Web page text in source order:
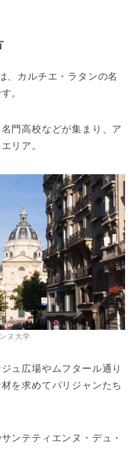
、カルチエ・ラタンの名
。
門高校などが集まり、ア
リア。
ヌ大学
ュ広場やムフタール通り
を求めてパリジャンたち
ンテティエンヌ・デュ・